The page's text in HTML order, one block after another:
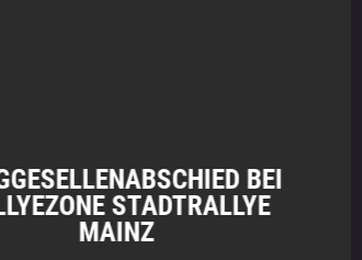
BEI
STADTRALLYE
MAINZ